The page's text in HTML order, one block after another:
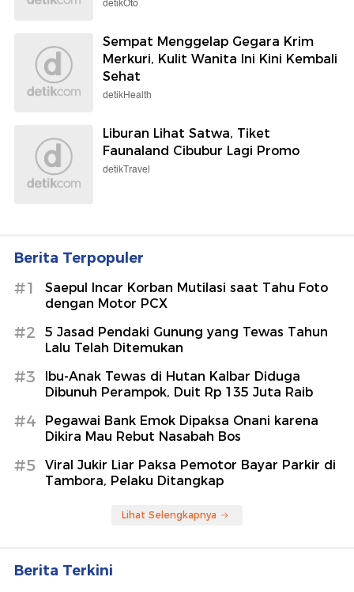
detikOto
Sempat Menggelap Gegara Krim
Merkuri, Kulit Wanita Ini Kini Kembali
Sehat
detikHealth
Liburan Lihat Satwa, Tiket
Faunaland Cibubur Lagi Promo
detikTravel
Berita Terpopuler
#1
Saepul Incar Korban Mutilasi saat Tahu Foto
dengan Motor PCX
#2
5 Jasad Pendaki Gunung yang Tewas Tahun
Lalu Telah Ditemukan
#3
Ibu-Anak Tewas di Hutan Kalbar Diduga
Dibunuh Perampok, Duit Rp 135 Juta Raib
#4
Pegawai Bank Emok Dipaksa Onani karena
Dikira Mau Rebut Nasabah Bos
#5
Viral Jukir Liar Paksa Pemotor Bayar Parkir di
Tambora, Pelaku Ditangkap
Lihat Selengkapnya
Berita Terkini